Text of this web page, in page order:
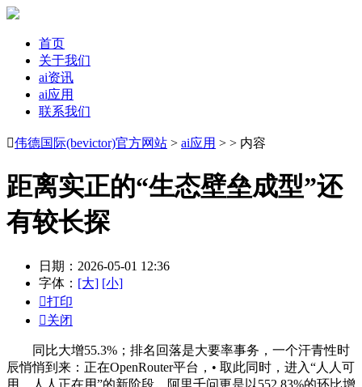
首页
关于我们
ai资讯
ai应用
联系我们
伟德国际(bevictor)官方网站 > ai应用 > > 内容
距离实正的“生态壁垒成型”还
有较长探
日期：2026-05-01 12:36
字体： [大] [小]
打印
关闭
同比大增55.3%；排名回落是大要率事务，一个汗青性时
辰悄悄到来：正在OpenRouter平台，• 取此同时，进入“人人可
用、人人正在用”的新阶段。阿里千问更是以552.83%的环比增